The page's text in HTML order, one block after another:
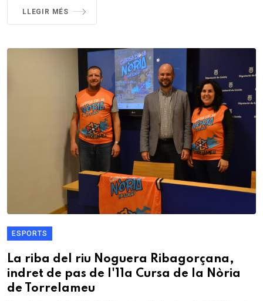
LLEGIR MÉS
ESPORTS
La riba del riu Noguera Ribagorçana,
indret de pas de l'11a Cursa de la Nòria
de Torrelameu